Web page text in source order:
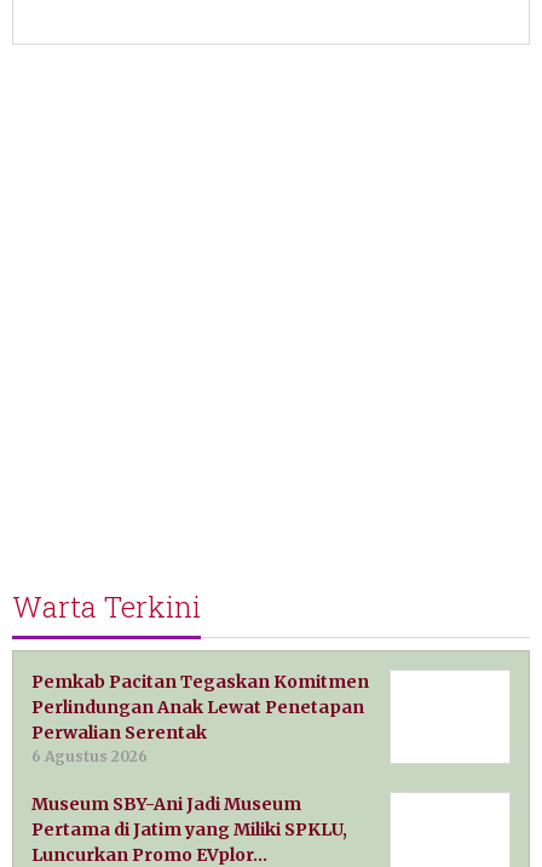
Warta Terkini
Pemkab Pacitan Tegaskan Komitmen
Perlindungan Anak Lewat Penetapan
Perwalian Serentak
6 Agustus 2026
Museum SBY-Ani Jadi Museum
Pertama di Jatim yang Miliki SPKLU,
Luncurkan Promo EVplor…